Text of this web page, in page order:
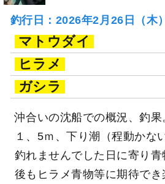
釣行日：2026年2月26日（木
マトウダイ
ヒラメ
ガシラ
沖合いの沈船での概況、釣
１、5ｍ、下り潮（程動かな
釣れませんでした日に寄り
後もヒラメ青物等に期待で